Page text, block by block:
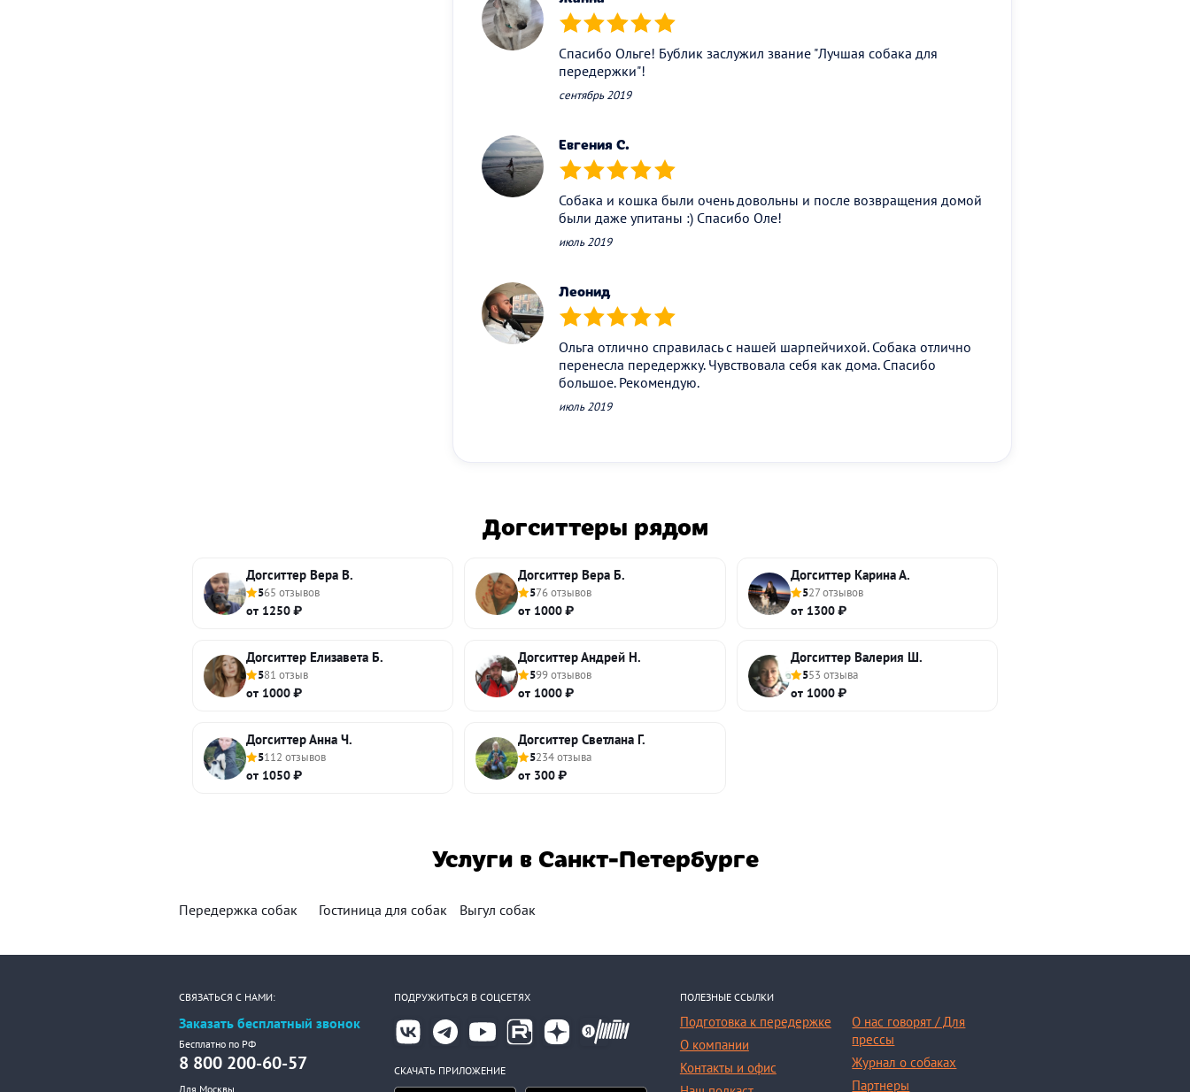
(*) (*) (*) (*) (*)
Спасибо Ольге! Бублик заслужил звание "Лучшая собака для
передержки"!
сентябрь 2019
Евгения С.
(*) (*) (*) (*) (*)
Собака и кошка были очень довольны и после возвращения домой
были даже упитаны :) Спасибо Оле!
июль 2019
Леонид
(*) (*) (*) (*) (*)
Ольга отлично справилась с нашей шарпейчихой. Собака отлично
перенесла передержку. Чувствовала себя как дома. Спасибо
большое. Рекомендую.
июль 2019
Догситтеры рядом
Догситтер Вера В.
565 отзывов
от 1250 ₽
Догситтер Вера Б.
576 отзывов
от 1000 ₽
Догситтер Карина А.
527 отзывов
от 1300 ₽
Догситтер Елизавета Б.
581 отзыв
от 1000 ₽
Догситтер Андрей Н.
599 отзывов
от 1000 ₽
Догситтер Валерия Ш.
553 отзыва
от 1000 ₽
Догситтер Анна Ч.
5112 отзывов
от 1050 ₽
Догситтер Светлана Г.
5234 отзыва
от 300 ₽
Услуги в Санкт-Петербурге
Передержка собак Гостиница для собак Выгул собак
СВЯЗАТЬСЯ С НАМИ:
Заказать бесплатный звонок
Бесплатно по РФ
8 800 200-60-57
Для Москвы
ПОДРУЖИТЬСЯ В СОЦСЕТЯХ
СКАЧАТЬ ПРИЛОЖЕНИЕ
ПОЛЕЗНЫЕ ССЫЛКИ
Подготовка к передержке
О компании
Контакты и офис
О нас говорят / Для
прессы
Журнал о собаках
Партнеры